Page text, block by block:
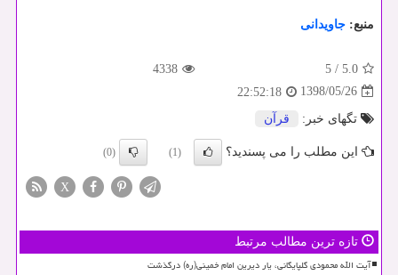
منبع: جاویدانی
5.0
/
5
4338
1398/05/26
22:52:18
تگهای خبر:
قرآن
این مطلب را می پسندید؟ (1)
(0)
X
تازه ترین مطالب مرتبط
آیت الله محمودی گلپایگانی، یار دیرین امام خمینی(ره) درگذشت